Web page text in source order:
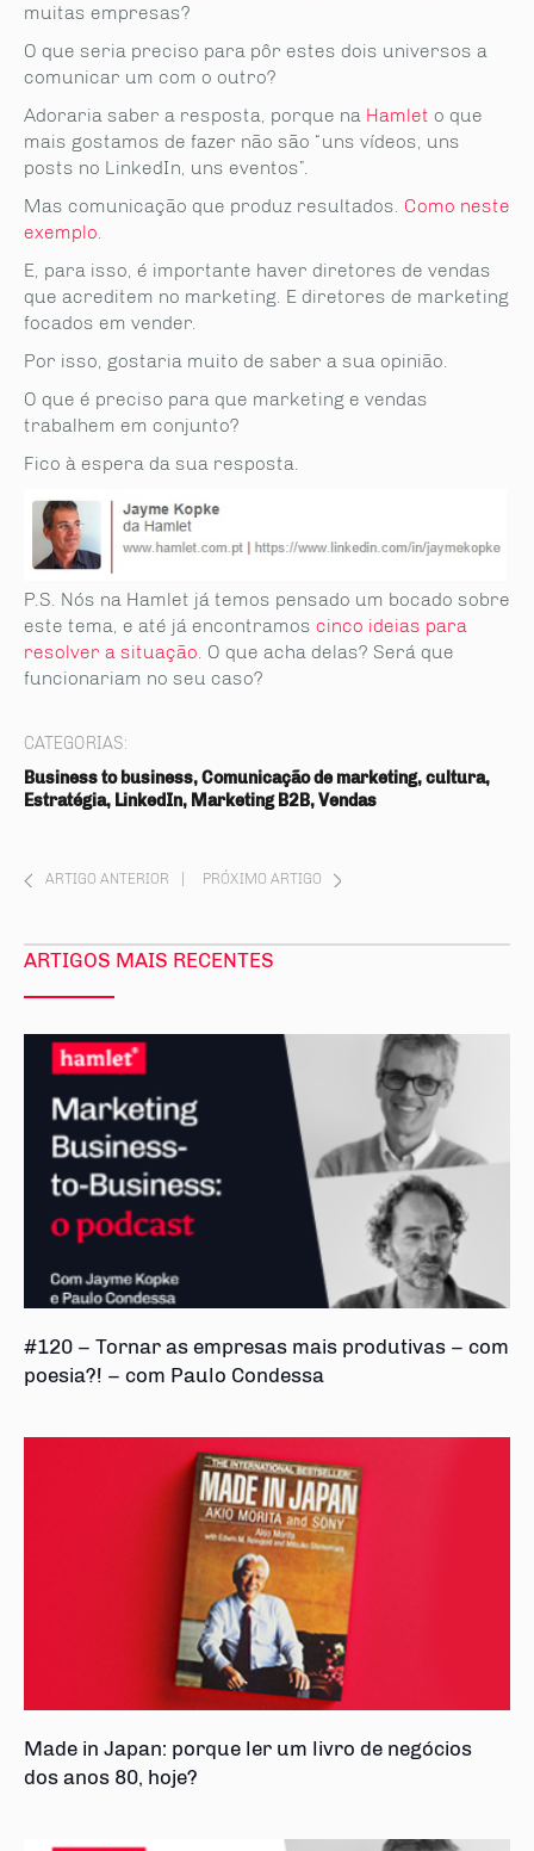
muitas empresas?
O que seria preciso para pôr estes dois universos a
comunicar um com o outro?
Adoraria saber a resposta, porque na Hamlet o que
mais gostamos de fazer não são “uns vídeos, uns
posts no LinkedIn, uns eventos”.
Mas comunicação que produz resultados. Como neste
exemplo.
E, para isso, é importante haver diretores de vendas
que acreditem no marketing. E diretores de marketing
focados em vender.
Por isso, gostaria muito de saber a sua opinião.
O que é preciso para que marketing e vendas
trabalhem em conjunto?
Fico à espera da sua resposta.
P.S. Nós na Hamlet já temos pensado um bocado sobre
este tema, e até já encontramos cinco ideias para
resolver a situação. O que acha delas? Será que
funcionariam no seu caso?
CATEGORIAS:
Business to business, Comunicação de marketing, cultura,
Estratégia, LinkedIn, Marketing B2B, Vendas
ARTIGO ANTERIOR PRÓXIMO ARTIGO
ARTIGOS MAIS RECENTES
#120 – Tornar as empresas mais produtivas – com
poesia?! – com Paulo Condessa
Made in Japan: porque ler um livro de negócios
dos anos 80, hoje?